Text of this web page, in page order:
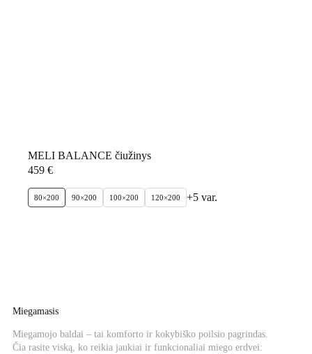
MELI BALANCE čiužinys
459 €
80×200 90×200 100×200 120×200 +5 var.
Miegamasis
Miegamojo baldai – tai komforto ir kokybiško poilsio pagrindas.
Čia rasite viską, ko reikia jaukiai ir funkcionaliai miego erdvei: